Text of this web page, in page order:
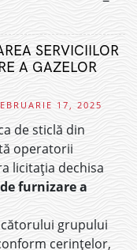
SERVICIILOR
A GAZELOR
17, 2025
de sticlă din
operatorii
licitația dechisa
furnizare a
grupului
cerințelor,